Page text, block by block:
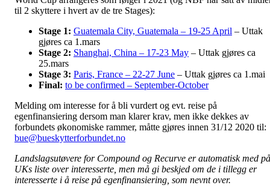
til 2 skyttere i hvert av de tre Stages):
Stage 1: Guatemala City, Guatemala – 19-25 April – Uttak
gjøres ca 1.mars
Stage 2: Shanghai, China – 17-23 May – Uttak gjøres ca
25.mars
Stage 3: Paris, France – 22-27 June – Uttak gjøres ca 1.mai
Final: to be confirmed – September-October
Melding om interesse for å bli vurdert og evt. reise på
egenfinansiering dersom man klarer krav, men ikke dekkes av
forbundets økonomiske rammer, måtte gjøres innen 31/12 2020 til:
bue@bueskytterforbundet.no
Landslagsutøvere for Compound og Recurve er automatisk med på
UKs liste over interesserte, men må gi beskjed om de i tillegg er
interesserte i å reise på egenfinansiering, som nevnt over.